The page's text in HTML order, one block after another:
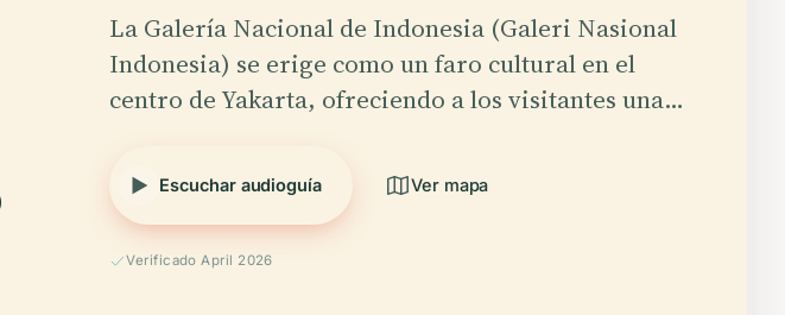
La Galería Nacional de Indonesia (Galeri Nasional
Indonesia) se erige como un faro cultural en el
centro de Yakarta, ofreciendo a los visitantes una…
Escuchar audioguía Ver mapa
Verificado April 2026